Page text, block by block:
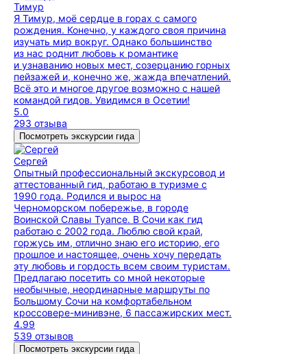
Тимур
Я Тимур, моё сердце в горах с самого
рождения. Конечно, у каждого своя причина
изучать мир вокруг. Однако большинство
из нас роднит любовь к романтике
и узнаванию новых мест, созерцанию горных
пейзажей и, конечно же, жажда впечатлений.
Всё это и многое другое возможно с нашей
командой гидов. Увидимся в Осетии!
5.0
293 отзыва
Посмотреть экскурсии гида
Сергей
Опытный профессиональный экскурсовод и
аттестованный гид, работаю в туризме с
1990 года. Родился и вырос на
Черноморском побережье, в городе
Воинской Славы Туапсе. В Сочи как гид
работаю с 2002 года. Люблю свой край,
горжусь им, отлично знаю его историю, его
прошлое и настоящее, очень хочу передать
эту любовь и гордость всем своим туристам.
Предлагаю посетить со мной некоторые
необычные, неординарные маршруты по
Большому Сочи на комфортабельном
кроссовере-минивэне, 6 пассажирских мест.
4.99
539 отзывов
Посмотреть экскурсии гида